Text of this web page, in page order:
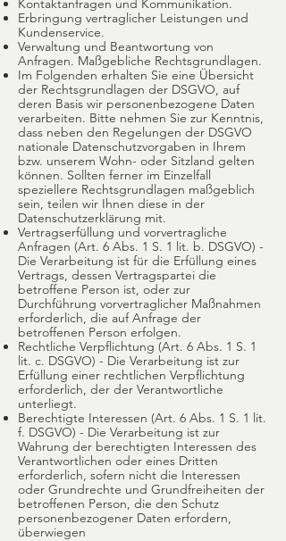
Kontaktanfragen und Kommunikation.
Erbringung vertraglicher Leistungen und
Kundenservice.
Verwaltung und Beantwortung von
Anfragen. Maßgebliche Rechtsgrundlagen.
Im Folgenden erhalten Sie eine Übersicht
der Rechtsgrundlagen der DSGVO, auf
deren Basis wir personenbezogene Daten
verarbeiten. Bitte nehmen Sie zur Kenntnis,
dass neben den Regelungen der DSGVO
nationale Datenschutzvorgaben in Ihrem
bzw. unserem Wohn- oder Sitzland gelten
können. Sollten ferner im Einzelfall
speziellere Rechtsgrundlagen maßgeblich
sein, teilen wir Ihnen diese in der
Datenschutzerklärung mit.
Vertragserfüllung und vorvertragliche
Anfragen (Art. 6 Abs. 1 S. 1 lit. b. DSGVO) -
Die Verarbeitung ist für die Erfüllung eines
Vertrags, dessen Vertragspartei die
betroffene Person ist, oder zur
Durchführung vorvertraglicher Maßnahmen
erforderlich, die auf Anfrage der
betroffenen Person erfolgen.
Rechtliche Verpflichtung (Art. 6 Abs. 1 S. 1
lit. c. DSGVO) - Die Verarbeitung ist zur
Erfüllung einer rechtlichen Verpflichtung
erforderlich, der der Verantwortliche
unterliegt.
Berechtigte Interessen (Art. 6 Abs. 1 S. 1 lit.
f. DSGVO) - Die Verarbeitung ist zur
Wahrung der berechtigten Interessen des
Verantwortlichen oder eines Dritten
erforderlich, sofern nicht die Interessen
oder Grundrechte und Grundfreiheiten der
betroffenen Person, die den Schutz
personenbezogener Daten erfordern,
überwiegen